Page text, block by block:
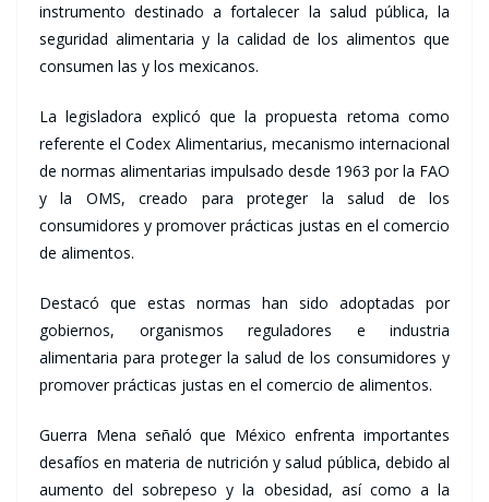
instrumento destinado a fortalecer la salud pública, la
seguridad alimentaria y la calidad de los alimentos que
consumen las y los mexicanos.
La legisladora explicó que la propuesta retoma como
referente el Codex Alimentarius, mecanismo internacional
de normas alimentarias impulsado desde 1963 por la FAO
y la OMS, creado para proteger la salud de los
consumidores y promover prácticas justas en el comercio
de alimentos.
Destacó que estas normas han sido adoptadas por
gobiernos, organismos reguladores e industria
alimentaria para proteger la salud de los consumidores y
promover prácticas justas en el comercio de alimentos.
Guerra Mena señaló que México enfrenta importantes
desafíos en materia de nutrición y salud pública, debido al
aumento del sobrepeso y la obesidad, así como a la